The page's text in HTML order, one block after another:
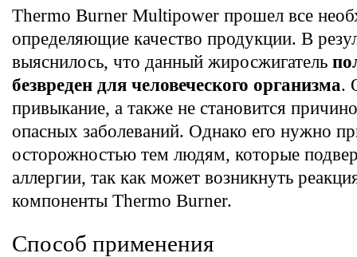
Thermo Burner Multipower прошел все
определяющие качество продукции. В
выяснилось, что данный жиросжигатель
безвреден для человеческого организма.
привыкание, а также не становится
опасных заболеваний. Однако его нужно
осторожностью тем людям, которые
аллергии, так как может возникнуть
компоненты Thermo Burner.
Способ применения